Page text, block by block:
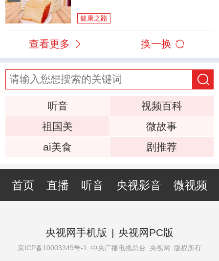
健康之路
查看更多 换一换
听音
视频百科
祖国美
微故事
ai美食
剧推荐
首页 直播 听音 央视影音 微视频
央视网手机版 | 央视网PC版
京ICP备10003349号-1 中央广播电视总台 央视网 版权所有